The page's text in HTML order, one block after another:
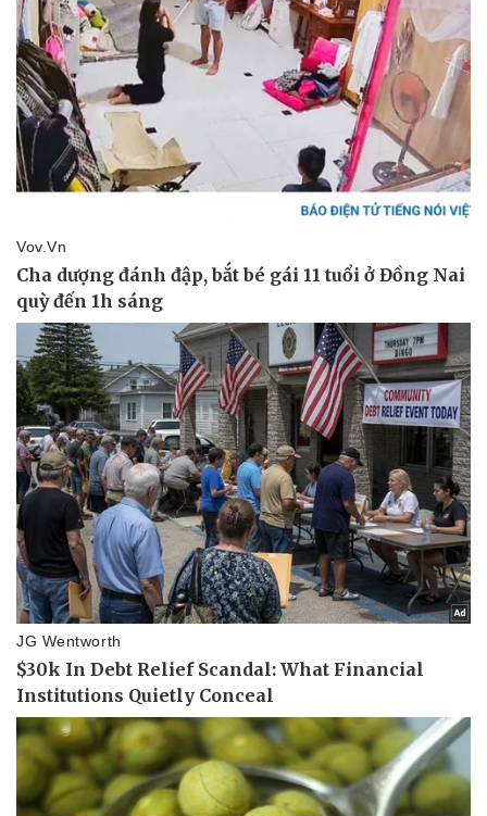
Thể thao
Bóng đá
Lịch thi đấu bóng đá
Thế giới thể thao
eSports
Hậu trường
Ô tô - Xe máy
Ô tô
Xe máy
Tư vấn